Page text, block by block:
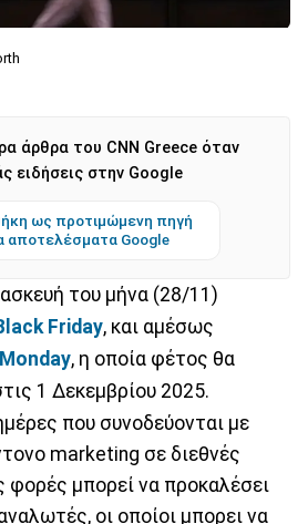
άρθρα του CNN Greece όταν
ειδήσεις στην Google
ως προτιμώμενη πηγή
αποτελέσματα Google
του μήνα (28/11)
Friday, και αμέσως
, η οποία φέτος θα
1 Δεκεμβρίου 2025.
που συνοδεύονται με
marketing σε διεθνές
φορές μπορεί να προκαλέσει
οι οποίοι μπορει να